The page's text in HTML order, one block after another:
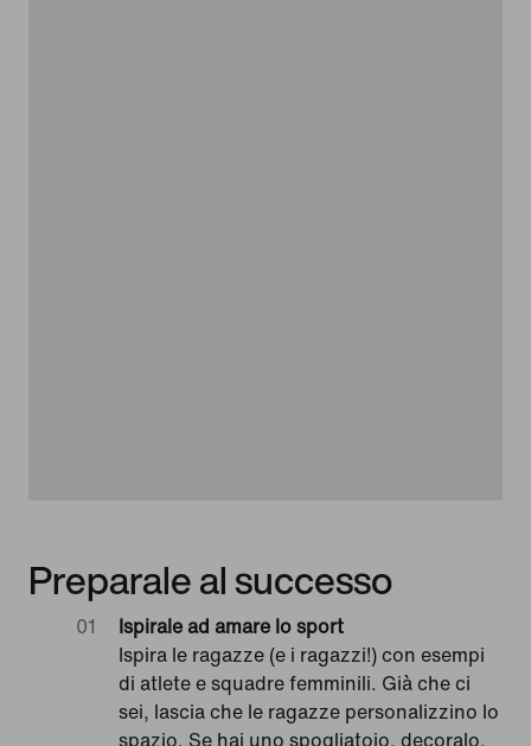
Preparale al successo
Ispirale ad amare lo sport
Ispira le ragazze (e i ragazzi!) con esempi
di atlete e squadre femminili. Già che ci
sei, lascia che le ragazze personalizzino lo
spazio. Se hai uno spogliatoio, decoralo.